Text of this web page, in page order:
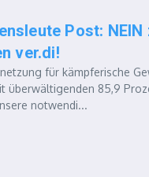
Post: NEIN
ver.di!
für kämpferische
überwältigenden 85,9
notwendi...